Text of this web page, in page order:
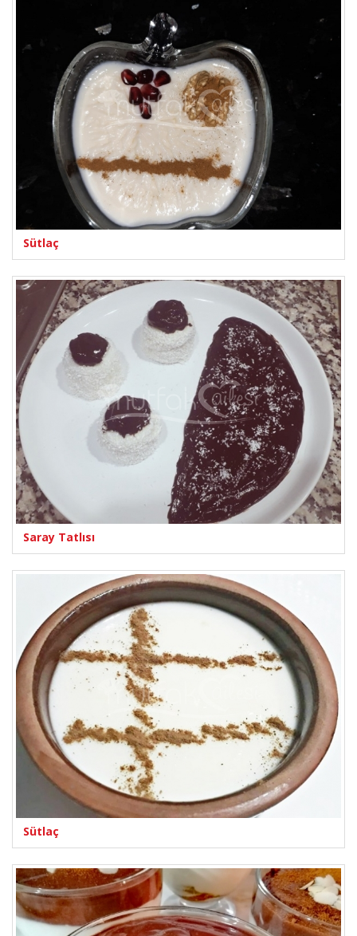
Sütlaç
Saray Tatlısı
Sütlaç